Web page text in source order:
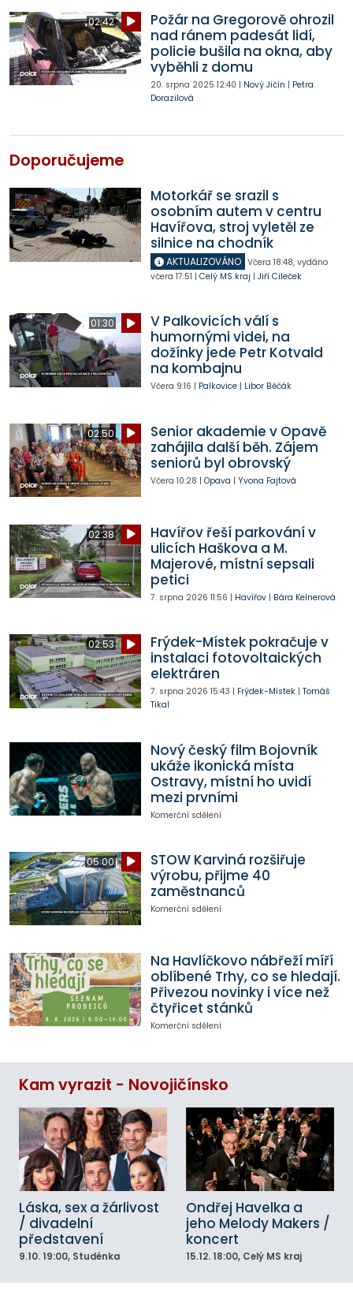
02:42
Požár na Gregorově ohrozil
nad ránem padesát lidí,
policie bušila na okna, aby
vyběhli z domu
20. srpna 2025 12:40 | Nový Jičín | Petra
Dorazilová
Doporučujeme
Motorkář se srazil s
osobním autem v centru
Havířova, stroj vyletěl ze
silnice na chodník
AKTUALIZOVÁNO Včera 18:48, vydáno
včera 17:51 | Celý MS kraj | Jiří Cileček
01:30
V Palkovicích válí s
humornými videi, na
dožínky jede Petr Kotvald
na kombajnu
Včera 9:16 | Palkovice| Libor Běčák
02:50
Senior akademie v Opavě
zahájila další běh. Zájem
seniorů byl obrovský
Včera 10:28 | Opava | Yvona Fajtová
02:38
Havířov řeší parkování v
ulicích Haškova a M.
Majerové, místní sepsali
petici
7. srpna 2026 11:56 | Havířov| Bára Kelnerová
02:53
Frýdek-Místek pokračuje v
instalaci fotovoltaických
elektráren
7. srpna 2026 15:43 | Frýdek-Místek| Tomáš
Tikal
Nový český film Bojovník
ukáže ikonická místa
Ostravy, místní ho uvidí
mezi prvními
Komerční sdělení
05:00
STOW Karviná rozšiřuje
výrobu, přijme 40
zaměstnanců
Komerční sdělení
Na Havlíčkovo nábřeží míří
oblíbené Trhy, co se hledají.
Přivezou novinky i více než
čtyřicet stánků
Komerční sdělení
Kam vyrazit - Novojičínsko
Láska, sex a žárlivost
/ divadelní
představení
9.10. 19:00, Studénka
Ondřej Havelka a
jeho Melody Makers /
koncert
15.12. 18:00, Celý MS kraj